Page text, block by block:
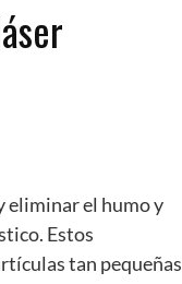
eliminar el humo y
Estos
tan pequeñas